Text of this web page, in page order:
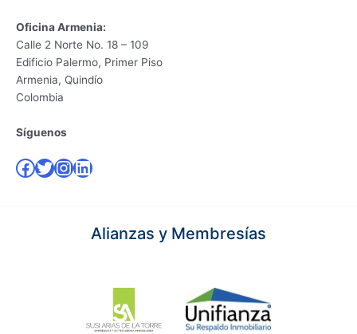
Oficina Armenia:
Calle 2 Norte No. 18 – 109
Edificio Palermo, Primer Piso
Armenia, Quindío
Colombia
Síguenos
Facebook Twitter InstagramLinkedIn
Alianzas y Membresías